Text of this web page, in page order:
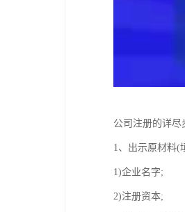
公司注册的详尽
1、出示原材料(
1)企业名字;
2)注册资本;